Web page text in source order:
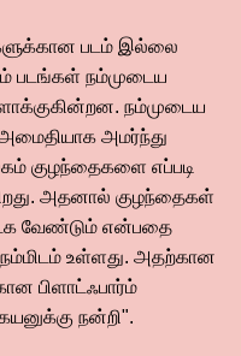
படம் இல்லை
படங்கள் நம்முடைய
நம்முடைய
அமர்ந்து
குழந்தைகளை எப்படி
அதனால் குழந்தைகள்
வேண்டும் என்பதை
நம்மிடம் உள்ளது. அதற்கான
பிளாட்ஃபார்ம்
நன்றி".